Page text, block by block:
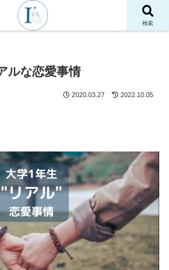
ルな恋愛事情
2020.03.27 2022.10.05
検索